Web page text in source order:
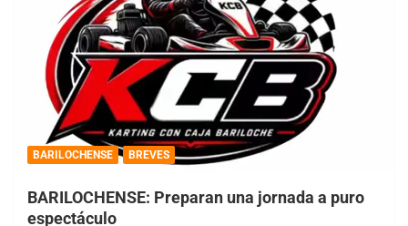
BARILOCHENSE BREVES
BARILOCHENSE: Preparan una jornada a puro
espectáculo